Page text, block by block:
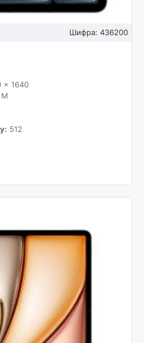
Шифра: 436200
x 1640
512